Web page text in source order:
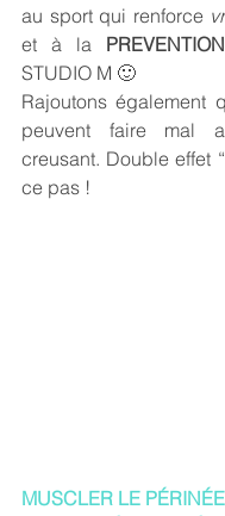
au sport qui renforce
et à la PREVENTION
STUDIO M 🙂
Rajoutons également
peuvent faire mal
creusant. Double effet
ce pas !
MUSCLER LE